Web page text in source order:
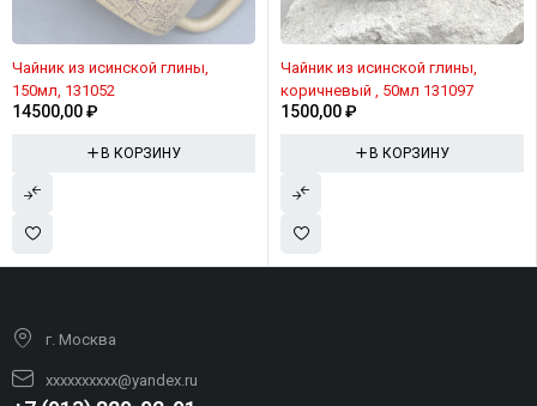
Чайник из исинской глины,
150мл, 131052
14500,00₽
В КОРЗИНУ
Чайник из исинской глины,
коричневый , 50мл 131097
1500,00₽
В КОРЗИНУ
г. Москва
xxxxxxxxxx@yandex.ru